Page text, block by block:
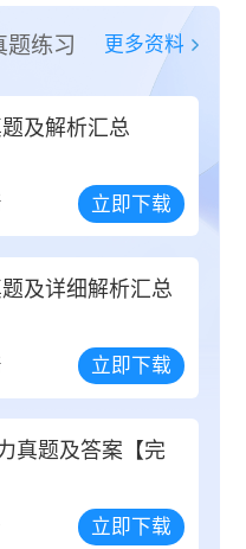
题练习 更多资料
及解析汇总
立即下载
及详细解析汇总
立即下载
真题及答案【完
立即下载